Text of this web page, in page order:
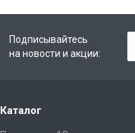
Подписывайтесь
на новости и акции:
Каталог